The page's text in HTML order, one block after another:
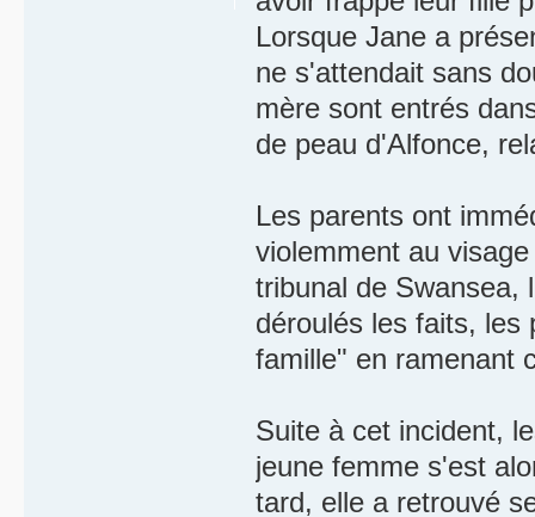
Lorsque Jane a
ne s'attendait sans
mère sont entrés
de peau d'Alfonce,
Les parents ont
violemment au
tribunal de Swansea,
déroulés les faits, les
famille" en ramenant
Suite à cet incident,
jeune femme s'est
tard, elle a retrouvé